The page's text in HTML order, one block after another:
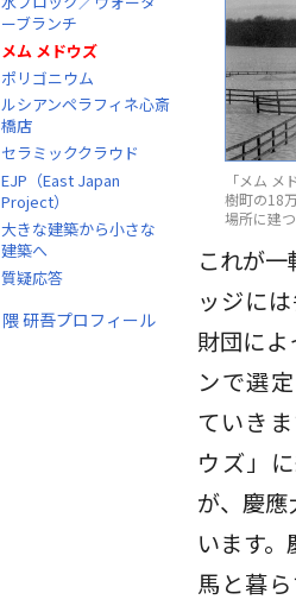
ーブランチ
メム メドウズ
ポリゴニウム
ルシアンペラフィネ心斎
橋店
セラミッククラウド
EJP（East Japan
Project）
大きな建築から小さな
建築へ
質疑応答
隈 研吾プロフィール
「メム
樹町の18
場所に建
これが
ッジに
財団によ
ンで選
ていき
ウズ」
が、慶
います
馬と暮